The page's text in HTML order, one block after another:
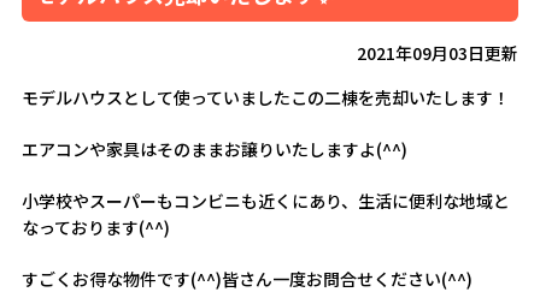
2021年09月03日更新
モデルハウスとして使っていましたこの二棟を売却いたします！
エアコンや家具はそのままお譲りいたしますよ(^^)
小学校やスーパーもコンビニも近くにあり、生活に便利な地域と
なっております(^^)
すごくお得な物件です(^^)皆さん一度お問合せください(^^)